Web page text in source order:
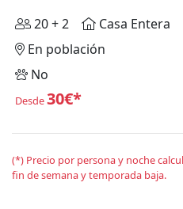
20 + 2
Casa Entera
En población
No
Desde30€*
(*) Precio por persona y noche
fin de semana y temporada baja.